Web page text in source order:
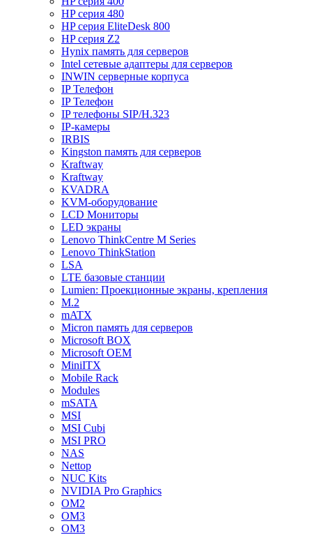
HP серия 480
HP серия EliteDesk 800
HP серия Z2
Hynix память для серверов
Intel сетевые адаптеры для серверов
INWIN серверные корпуса
IP Телефон
IP Телефон
IP телефоны SIP/H.323
IP-камеры
IRBIS
Kingston память для серверов
Kraftway
Kraftway
KVADRA
KVM-оборудование
LCD Мониторы
LED экраны
Lenovo ThinkCentre M Series
Lenovo ThinkStation
LSA
LTE базовые станции
Lumien: Проекционные экраны, крепления
M.2
mATX
Micron память для серверов
Microsoft BOX
Microsoft OEM
MiniITX
Mobile Rack
Modules
mSATA
MSI
MSI Cubi
MSI PRO
NAS
Nettop
NUC Kits
NVIDIA Pro Graphics
OM2
OM3
OM3